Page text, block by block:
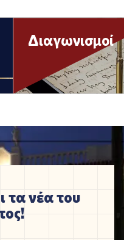
Διαγωνισμοί
νέα του